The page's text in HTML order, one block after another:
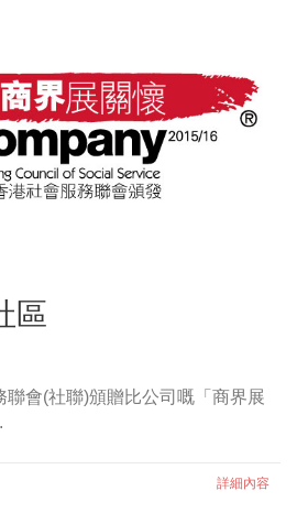
區
聯會(社聯)頒贈比公司嘅「商界展
詳細內容